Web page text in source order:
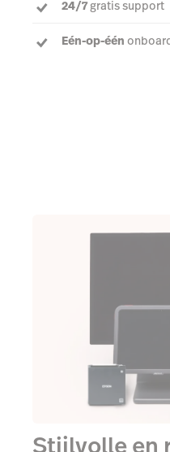
24/7gratis support
Eén-op-één